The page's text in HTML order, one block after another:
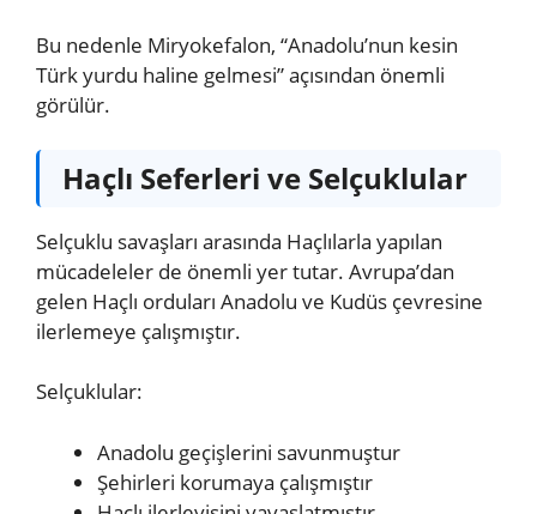
Bu nedenle Miryokefalon, “Anadolu’nun kesin
Türk yurdu haline gelmesi” açısından önemli
görülür.
Haçlı Seferleri ve Selçuklular
Selçuklu savaşları arasında Haçlılarla yapılan
mücadeleler de önemli yer tutar. Avrupa’dan
gelen Haçlı orduları Anadolu ve Kudüs çevresine
ilerlemeye çalışmıştır.
Selçuklular:
Anadolu geçişlerini savunmuştur
Şehirleri korumaya çalışmıştır